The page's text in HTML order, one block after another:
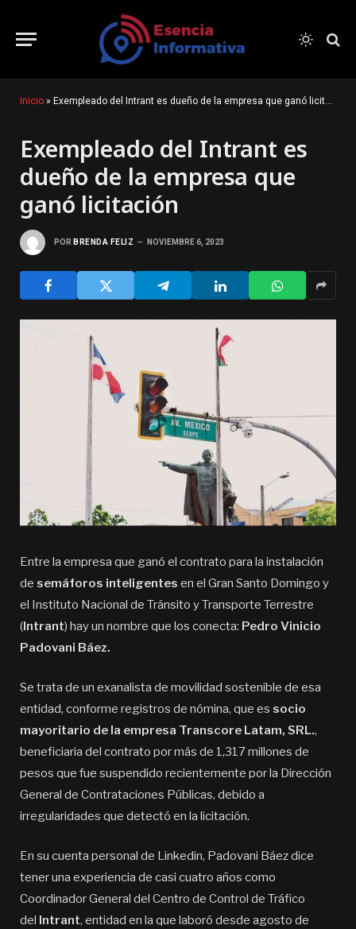
Inicio » Exempleado del Intrant es dueño de la empresa que ganó licitación
Exempleado del Intrant es
dueño de la empresa que
ganó licitación
POR BRENDA FELIZ NOVIEMBRE 6, 2023
Entre la empresa que ganó el contrato para la instalación
de semáforos inteligentes en el Gran Santo Domingo y
el Instituto Nacional de Tránsito y Transporte Terrestre
(Intrant) hay un nombre que los conecta: Pedro Vinicio
Padovani Báez.
Se trata de un exanalista de movilidad sostenible de esa
entidad, conforme registros de nómina, que es socio
mayoritario de la empresa Transcore Latam, SRL.,
beneficiaria del contrato por más de 1,317 millones de
pesos que fue suspendido recientemente por la Dirección
General de Contrataciones Públicas, debido a
irregularidades que detectó en la licitación.
En su cuenta personal de Linkedin, Padovani Báez dice
tener una experiencia de casi cuatro años como
Coordinador General del Centro de Control de Tráfico
del Intrant, entidad en la que laboró desde agosto de